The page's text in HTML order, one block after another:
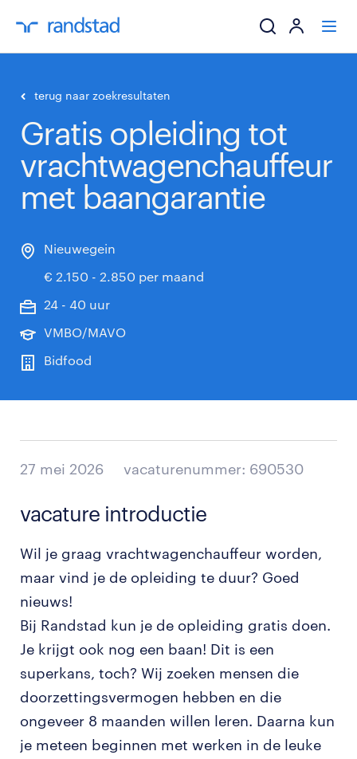
werkgevers
mijn carrière
terug naar zoekresultaten
Gratis opleiding tot
vrachtwagenchauffeur
met baangarantie
Nieuwegein
€ 2.150 - 2.850 per maand
24 - 40 uur
VMBO/MAVO
Bidfood
27 mei 2026 vacaturenummer: 690530
vacature introductie
Wil je graag vrachtwagenchauffeur worden,
maar vind je de opleiding te duur? Goed
nieuws!
Bij Randstad kun je de opleiding gratis doen.
Je krijgt ook nog een baan! Dit is een
superkans, toch? Wij zoeken mensen die
doorzettingsvermogen hebben en die
ongeveer 8 maanden willen leren. Daarna kun
je meteen beginnen met werken in de leuke